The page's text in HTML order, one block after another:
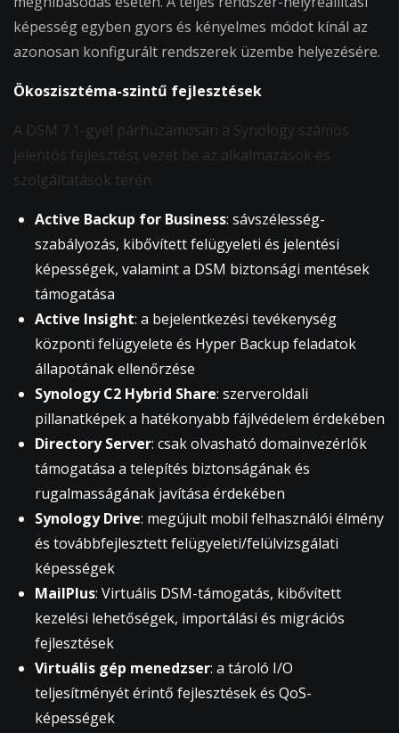
képesség egyben gyors és kényelmes módot kínál az
azonosan konfigurált rendszerek üzembe helyezésére.
Ökoszisztéma-szintű fejlesztések
A DSM 7.1-gyel párhuzamosan a Synology számos
jelentős fejlesztést vezet be az alkalmazások és
szolgáltatások terén.
Active Backup for Business: sávszélesség-
szabályozás, kibővített felügyeleti és jelentési
képességek, valamint a DSM biztonsági mentések
támogatása
Active Insight: a bejelentkezési tevékenység
központi felügyelete és Hyper Backup feladatok
állapotának ellenőrzése
Synology C2 Hybrid Share: szerveroldali
pillanatképek a hatékonyabb fájlvédelem érdekében
Directory Server: csak olvasható domainvezérlők
támogatása a telepítés biztonságának és
rugalmasságának javítása érdekében
Synology Drive: megújult mobil felhasználói élmény
és továbbfejlesztett felügyeleti/felülvizsgálati
képességek
MailPlus: Virtuális DSM-támogatás, kibővített
kezelési lehetőségek, importálási és migrációs
fejlesztések
Virtuális gép menedzser: a tároló I/O
teljesítményét érintő fejlesztések és QoS-
képességek